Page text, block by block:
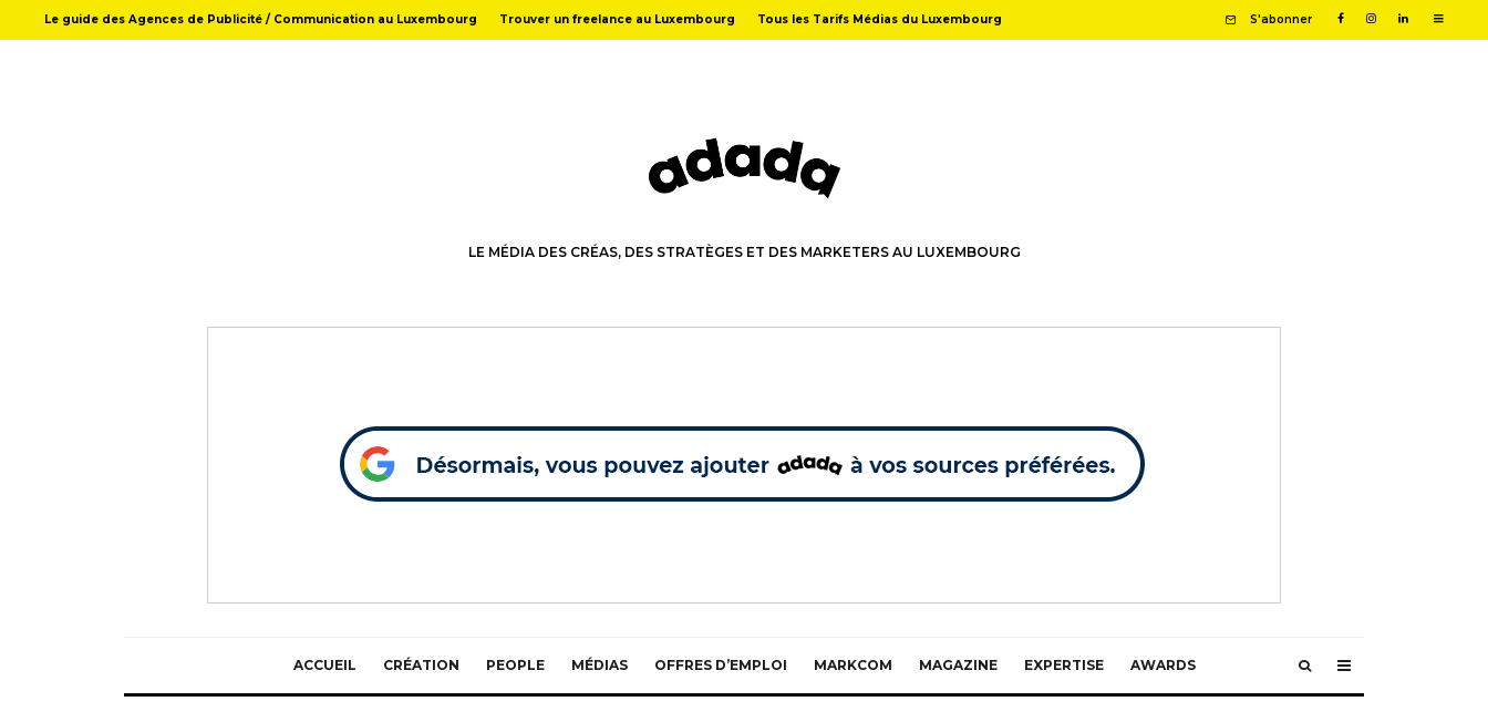
Le guide des Agences de Publicité / Communication au Luxembourg Trouver un freelance au Luxembourg Tous les Tarifs Médias du Luxembourg S'abonner
LE MÉDIA DES CRÉAS, DES STRATÈGES ET DES MARKETERS AU LUXEMBOURG
ACCUEIL CRÉATION PEOPLE MÉDIAS OFFRES D’EMPLOI MARKCOM MAGAZINE EXPERTISE AWARDS